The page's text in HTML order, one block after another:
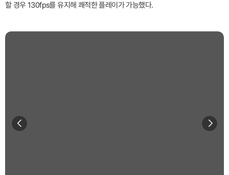
할 경우 130fps를 유지해 쾌적한 플레이가 가능했다.